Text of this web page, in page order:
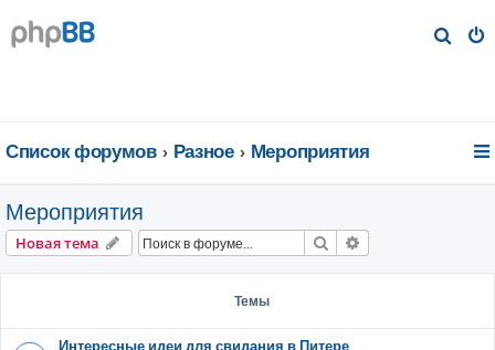
Список форумов Разное Мероприятия
Мероприятия
Новая тема Поиск
Темы
Интересные идеи для свидания в Питере